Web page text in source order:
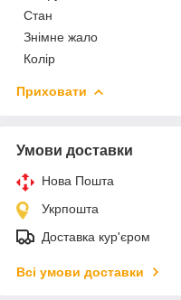
Стан
Знімне жало
Колір
Приховати
Умови доставки
Нова Пошта
Укрпошта
Доставка кур'єром
Всі умови доставки